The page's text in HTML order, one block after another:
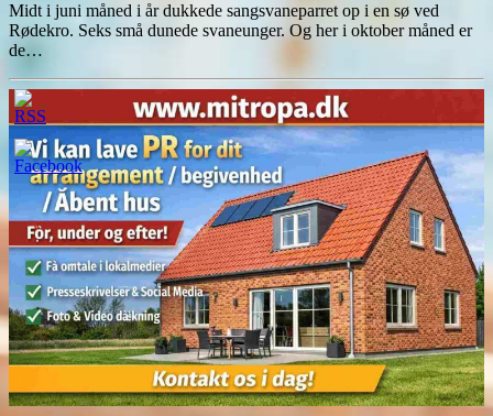
Midt i juni måned i år dukkede sangsvaneparret op i en sø ved
Rødekro. Seks små dunede svaneunger. Og her i oktober måned er
de…